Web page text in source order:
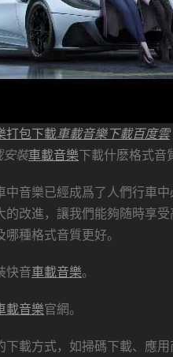
打包下載車載音樂下載百度雲
安裝車載音樂下載什麽格式音
中音樂已經成爲了人們行車
的改進，讓我們能夠随時享
哪種格式音質更好。
快音車載音樂。
載音樂官網。
下載方式，如掃碼下載、應